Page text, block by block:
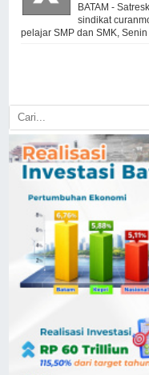
BATAM -
sindikat
pelajar SMP dan SMK, Senin